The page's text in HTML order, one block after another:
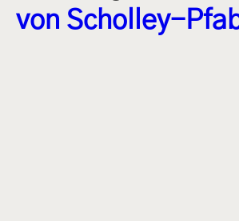
von Scholley-